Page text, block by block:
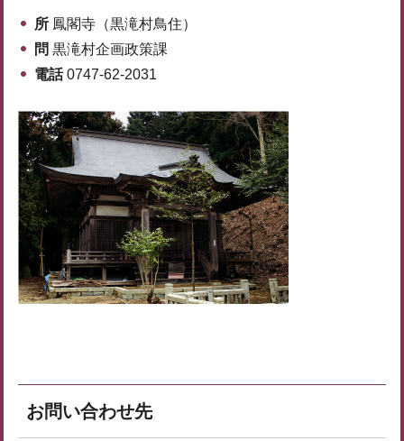
所 鳳閣寺（黒滝村鳥住）
問 黒滝村企画政策課
電話0747-62-2031
お問い合わせ先